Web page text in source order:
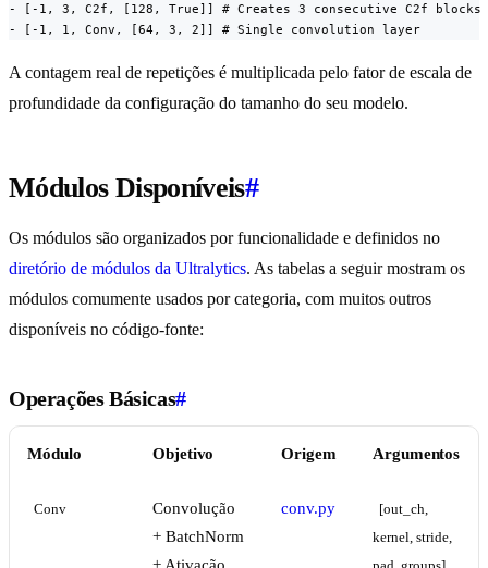
- [-1, 3, C2f, [128, True]] # Creates 3 consecutive C2f blocks
- [-1, 1, Conv, [64, 3, 2]] # Single convolution layer
A contagem real de repetições é multiplicada pelo fator de escala de
profundidade da configuração do tamanho do seu modelo.
Módulos Disponíveis#
Os módulos são organizados por funcionalidade e definidos no
diretório de módulos da Ultralytics. As tabelas a seguir mostram os
módulos comumente usados por categoria, com muitos outros
disponíveis no código-fonte:
Operações Básicas#
Módulo Objetivo Origem Argumentos
Conv
Convolução
+ BatchNorm
conv.py
[out_ch,
kernel, stride,